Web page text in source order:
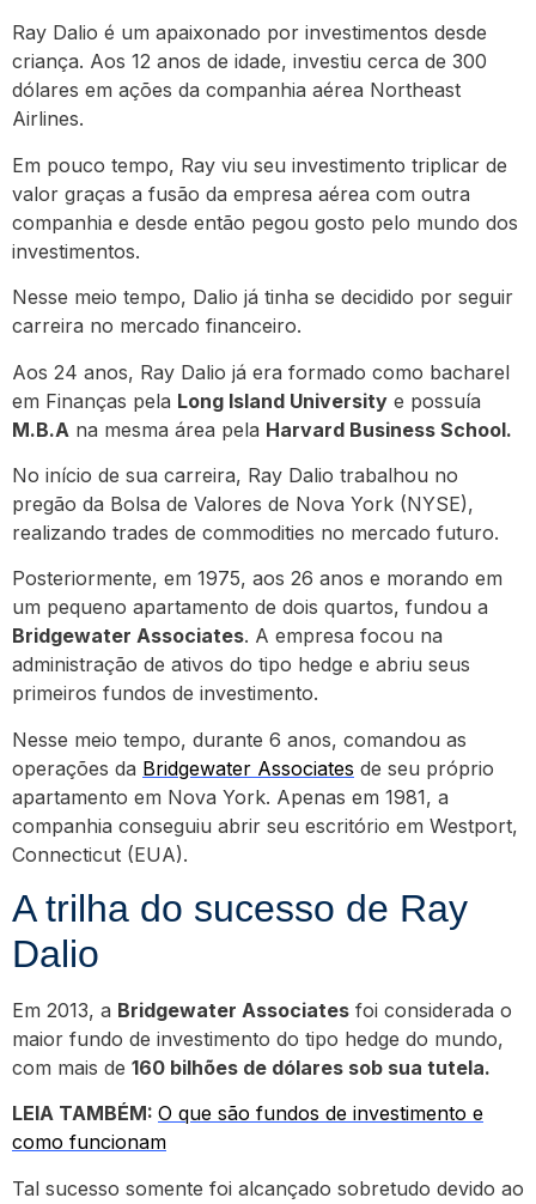
Ray Dalio é um apaixonado por investimentos desde
criança. Aos 12 anos de idade, investiu cerca de 300
dólares em ações da companhia aérea Northeast
Airlines.
Em pouco tempo, Ray viu seu investimento triplicar de
valor graças a fusão da empresa aérea com outra
companhia e desde então pegou gosto pelo mundo dos
investimentos.
Nesse meio tempo, Dalio já tinha se decidido por seguir
carreira no mercado financeiro.
Aos 24 anos, Ray Dalio já era formado como bacharel
em Finanças pela Long Island University e possuía
M.B.A na mesma área pela Harvard Business School.
No início de sua carreira, Ray Dalio trabalhou no
pregão da Bolsa de Valores de Nova York (NYSE),
realizando trades de commodities no mercado futuro.
Posteriormente, em 1975, aos 26 anos e morando em
um pequeno apartamento de dois quartos, fundou a
Bridgewater Associates. A empresa focou na
administração de ativos do tipo hedge e abriu seus
primeiros fundos de investimento.
Nesse meio tempo, durante 6 anos, comandou as
operações da Bridgewater Associates de seu próprio
apartamento em Nova York. Apenas em 1981, a
companhia conseguiu abrir seu escritório em Westport,
Connecticut (EUA).
A trilha do sucesso de Ray
Dalio
Em 2013, a Bridgewater Associates foi considerada o
maior fundo de investimento do tipo hedge do mundo,
com mais de 160 bilhões de dólares sob sua tutela.
LEIA TAMBÉM: O que são fundos de investimento e
como funcionam
Tal sucesso somente foi alcançado sobretudo devido ao